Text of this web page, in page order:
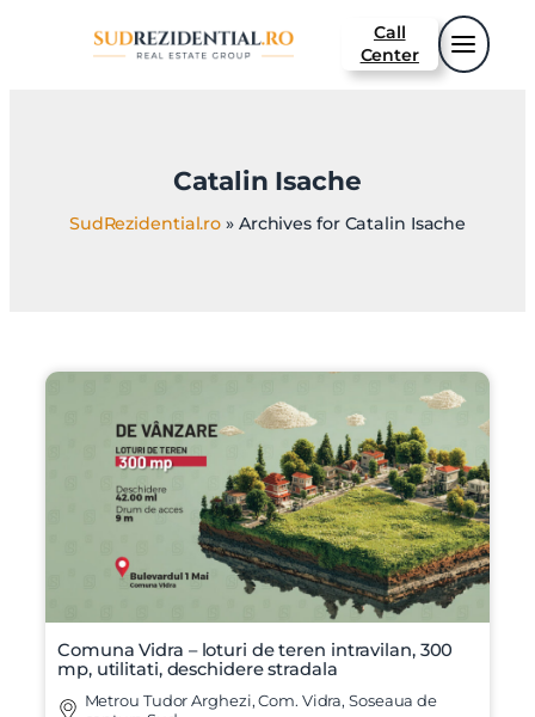
Call
Center
Catalin Isache
SudRezidential.ro » Archives for Catalin Isache
Comuna Vidra – loturi de teren intravilan, 300
mp, utilitati, deschidere stradala
Metrou Tudor Arghezi, Com. Vidra, Soseaua de